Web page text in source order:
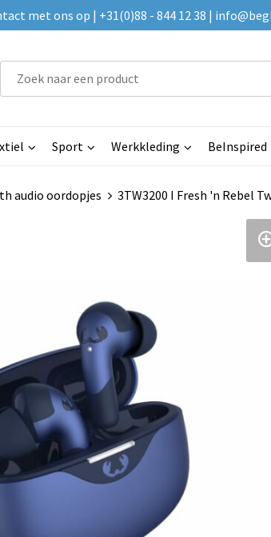
met ons op | +31(0)88 - 844 12 38 |
Sport Werkkleding BeInspired
audio oordopjes 3TW3200 I Fresh 'n Rebel